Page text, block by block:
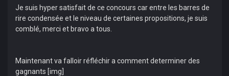
Je suis hyper satisfait de ce concours car entre les barres de
rire condensée et le niveau de certaines propositions, je suis
comblé, merci et bravo a tous.
Maintenant va falloir réfléchir a comment determiner des
gagnants [img]